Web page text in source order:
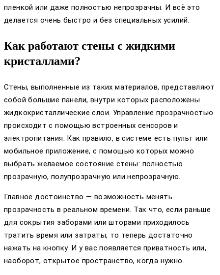
пленкой или даже полностью непрозрачны. И всё это
делается очень быстро и без специальных усилий.
Как работают стены с жидкими
кристаллами?
Стены, выполненные из таких материалов, представляют
собой большие панели, внутри которых расположены
жидкокристаллические слои. Управление прозрачностью
происходит с помощью встроенных сенсоров и
электропитания. Как правило, в системе есть пульт или
мобильное приложение, с помощью которых можно
выбрать желаемое состояние стены: полностью
прозрачную, полупрозрачную или непрозрачную.
Главное достоинство — возможность менять
прозрачность в реальном времени. Так что, если раньше
для сокрытия заборами или шторами приходилось
тратить время или затраты, то теперь достаточно
нажать на кнопку. И у вас появляется приватность или,
наоборот, открытое пространство, когда нужно.